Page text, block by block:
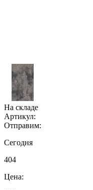
На складе
Артикул:
Отправим:
Сегодня
404
Цена: